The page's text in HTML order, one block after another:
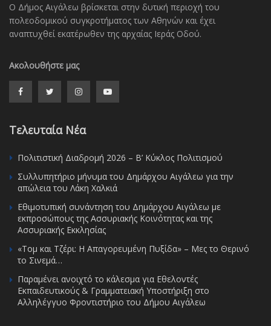
Ο Δήμος Αιγάλεω βρίσκεται στην δυτική περιοχή του
πολεοδομικού συγκροτήματος των Αθηνών και έχει
αναπτυχθεί εκατέρωθεν της αρχαίας Ιεράς Οδού.
Ακολουθήστε μας
Τελευταία Νέα
Πολιτιστική Διαδρομή 2026 – Β’ Κύκλος Πολιτισμού
Συλλυπητήριο μήνυμα του Δημάρχου Αιγάλεω για την
απώλεια του Λάκη Χαλκιά
Εθιμοτυπική συνάντηση του Δημάρχου Αιγάλεω με
εκπροσώπους της Ασσυριακής Κοινότητας και της
Ασσυριακής Εκκλησίας
«Τομ και Τζέρι: Η Απαγορευμένη Πυξίδα» – Μες το Θερινό
το Σινεμά…
Παραμένει ανοιχτό το κάλεσμα για Εθελοντές
Εκπαιδευτικούς & Γραμματειακή Υποστήριξη στο
Αλληλέγγυο Φροντιστήριο του Δήμου Αιγάλεω